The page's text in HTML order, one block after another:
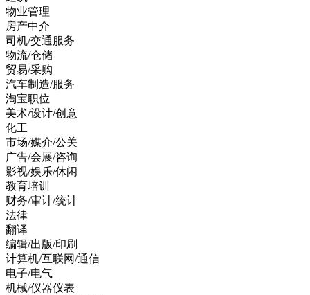
物业管理
房产中介
司机/交通服务
物流/仓储
贸易/采购
汽车制造/服务
淘宝职位
美术/设计/创意
化工
市场/媒介/公关
广告/会展/咨询
影视/娱乐/休闲
教育培训
财务/审计/统计
法律
翻译
编辑/出版/印刷
计算机/互联网/通信
电子/电气
机械/仪器仪表